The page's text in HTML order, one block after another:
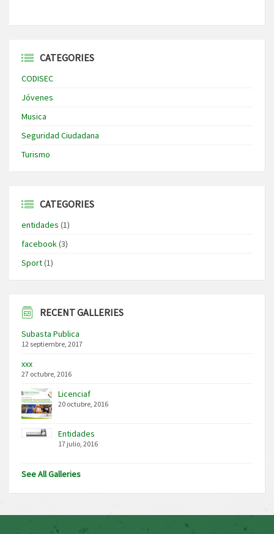
CATEGORIES
CODISEC
Jóvenes
Musica
Seguridad Ciudadana
Turismo
CATEGORIES
entidades (1)
facebook(3)
Sport(1)
RECENT GALLERIES
Subasta Publica
12 septiembre, 2017
xxx
27 octubre, 2016
Licenciaf
20 octubre, 2016
Entidades
17 julio, 2016
See All Galleries